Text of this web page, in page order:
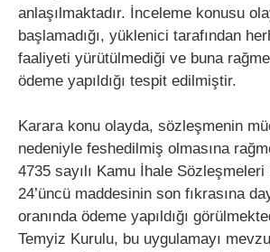
anlaşılmaktadır. İnceleme konusu
başlamadığı, yüklenici tarafından
faaliyeti yürütülmediği ve buna
ödeme yapıldığı tespit edilmiştir.
Karara konu olayda, sözleşmenin
nedeniyle feshedilmiş olmasına
4735 sayılı Kamu İhale Sözleşmeleri
24’üncü maddesinin son fıkrasına
oranında ödeme yapıldığı
Temyiz Kurulu, bu uygulamayı